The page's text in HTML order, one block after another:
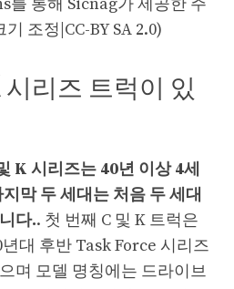
조정|CC-BY SA 2.0)
시리즈 트럭이 있
K 시리즈는 40년 이상 4세
막 두 세대는 처음 두 세대
다.. 첫 번째 C 및 K 트럭은
대 후반 Task Force 시리즈
며 모델 명칭에는 드라이브